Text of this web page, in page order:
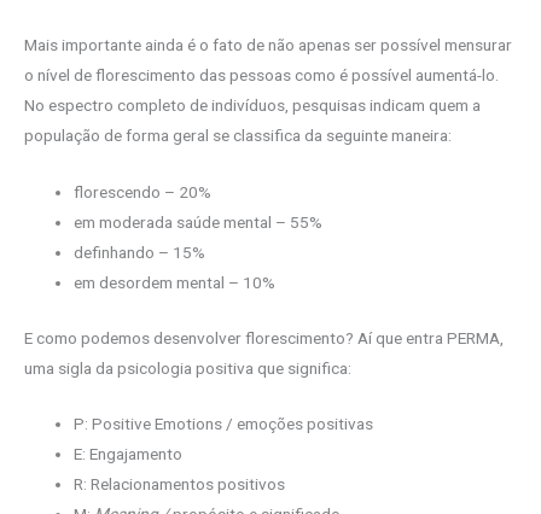
Mais importante ainda é o fato de não apenas ser possível mensurar
o nível de florescimento das pessoas como é possível aumentá-lo.
No espectro completo de indivíduos, pesquisas indicam quem a
população de forma geral se classifica da seguinte maneira:
florescendo – 20%
em moderada saúde mental – 55%
definhando – 15%
em desordem mental – 10%
E como podemos desenvolver florescimento? Aí que entra PERMA,
uma sigla da psicologia positiva que significa:
P: Positive Emotions / emoções positivas
E: Engajamento
R: Relacionamentos positivos